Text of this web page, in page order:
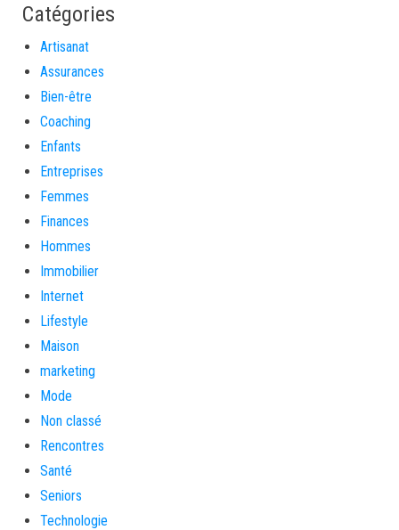
Catégories
Artisanat
Assurances
Bien-être
Coaching
Enfants
Entreprises
Femmes
Finances
Hommes
Immobilier
Internet
Lifestyle
Maison
marketing
Mode
Non classé
Rencontres
Santé
Seniors
Technologie